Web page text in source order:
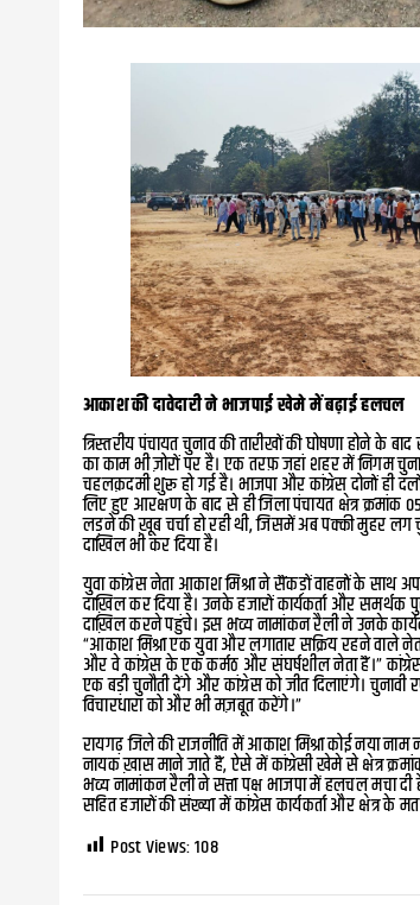
आकाश की दावेदारी ने भाजपाई खेमे में बढ़ाई हलचल
त्रिस्तरीय पंचायत चुनाव की तारीखों की घोषणा होने के
का काम भी ज़ोरों पर है। एक तरफ़ जहां शहर में निगम
चहलक़दमी शुरू हो गई है। भाजपा और कांग्रेस दोनों ही
लिए हुए आरक्षण के बाद से ही जिला पंचायत क्षेत्र
लड़ने की ख़ूब चर्चा हो रही थी, जिसमें अब पक्की मुहर
दाखिल भी कर दिया है।
युवा कांग्रेस नेता आकाश मिश्रा ने सैंकड़ों वाहनों के साथ
दाख़िल कर दिया है। उनके हजारों कार्यकर्ता और
दाख़िल करने पहुंचे। इस भव्य नामांकन रैली ने उनके
“आकाश मिश्रा एक युवा और लगातार सक्रिय रहने वाले
और वे कांग्रेस के एक कर्मठ और संघर्षशील नेता हैं।”
एक बड़ी चुनौती देंगे और कांग्रेस को जीत दिलाएंगे।
विचारधारा को और भी मज़बूत करेंगे।”
रायगढ़ जिले की राजनीति में आकाश मिश्रा कोई नया
नायक ख़ास माने जाते हैं, ऐसे में कांग्रेसी खेमे से क्षेत्र
भव्य नामांकन रैली ने सत्ता पक्ष भाजपा में हलचल मचा दी
सहित हजारों की संख्या में कांग्रेस कार्यकर्ता और क्षेत्र के
Post Views:108